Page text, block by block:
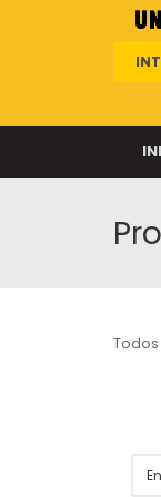
Todos